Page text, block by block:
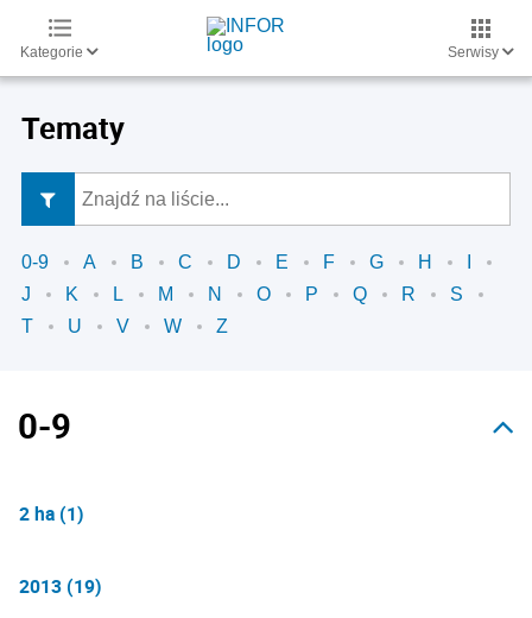
Kategorie Serwisy
Tematy
0-9 A B C D E F G H
J
K L M N O P Q R
S
T
U V W Z
0-9
2 ha (1)
2013 (19)